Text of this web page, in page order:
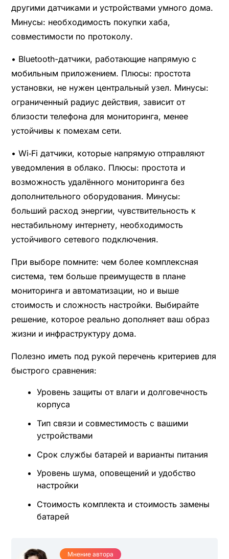
другими датчиками и устройствами умного дома.
Минусы: необходимость покупки хаба,
совместимости по протоколу.
• Bluetooth-датчики, работающие напрямую с
мобильным приложением. Плюсы: простота
установки, не нужен центральный узел. Минусы:
ограниченный радиус действия, зависит от
близости телефона для мониторинга, менее
устойчивы к помехам сети.
• Wi‑Fi датчики, которые напрямую отправляют
уведомления в облако. Плюсы: простота и
возможность удалённого мониторинга без
дополнительного оборудования. Минусы:
больший расход энергии, чувствительность к
нестабильному интернету, необходимость
устойчивого сетевого подключения.
При выборе помните: чем более комплексная
система, тем больше преимуществ в плане
мониторинга и автоматизации, но и выше
стоимость и сложность настройки. Выбирайте
решение, которое реально дополняет ваш образ
жизни и инфраструктуру дома.
Полезно иметь под рукой перечень критериев для
быстрого сравнения:
Уровень защиты от влаги и долговечность
корпуса
Тип связи и совместимость с вашими
устройствами
Срок службы батарей и варианты питания
Уровень шума, оповещений и удобство
настройки
Стоимость комплекта и стоимость замены
батарей
Мнение автора